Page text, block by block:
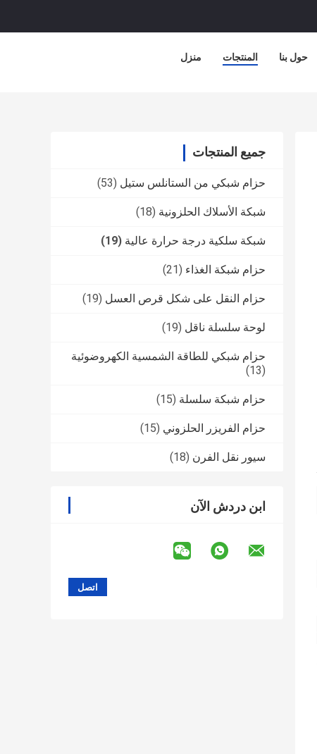
منزل المنتجات حول بنا
جميع المنتجات
حزام شبكي من الستانلس ستيل (53)
شبكة الأسلاك الحلزونية (18)
شبكة سلكية درجة حرارة عالية (19)
حزام شبكة الغذاء (21)
حزام النقل على شكل قرص العسل (19)
لوحة سلسلة ناقل (19)
حزام شبكي للطاقة الشمسية الكهروضوئية
(13)
حزام شبكة سلسلة (15)
حزام الفريزر الحلزوني (15)
سيور نقل الفرن (18)
ابن دردش الآن